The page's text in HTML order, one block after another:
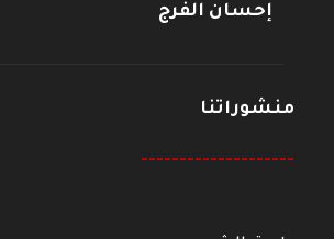
إحسان الفرج
منشوراتنا
--------------------